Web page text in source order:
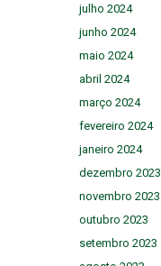
julho 2024
junho 2024
maio 2024
abril 2024
março 2024
fevereiro 2024
janeiro 2024
dezembro 2023
novembro 2023
outubro 2023
setembro 2023